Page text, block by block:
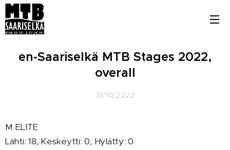
en-Saariselkä MTB Stages 2022,
overall
31/10/2022
M ELITE
Lähti: 18, Keskeytti: 0, Hylätty: 0